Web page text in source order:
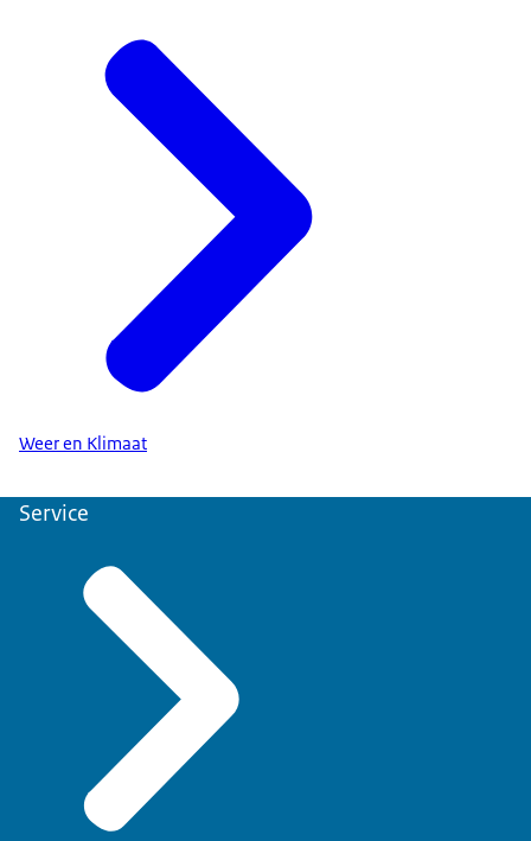
Weer en Klimaat
Service